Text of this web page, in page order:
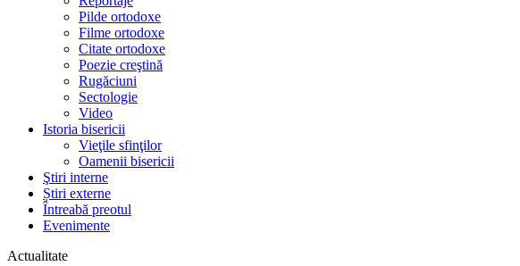
Pilde ortodoxe
Filme ortodoxe
Citate ortodoxe
Poezie creştină
Rugăciuni
Sectologie
Video
Istoria bisericii
Vieţile sfinţilor
Oamenii bisericii
Ştiri interne
Știri externe
Întreabă preotul
Evenimente
Actualitate